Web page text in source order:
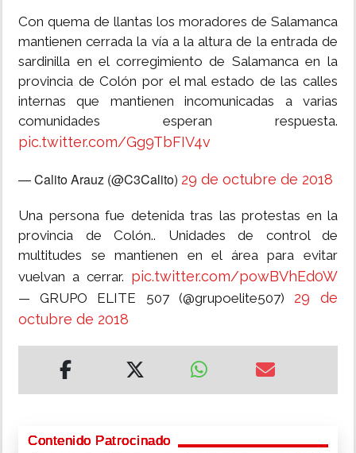
Con quema de llantas los moradores de Salamanca
mantienen cerrada la vía a la altura de la entrada de
sardinilla en el corregimiento de Salamanca en la
provincia de Colón por el mal estado de las calles
internas que mantienen incomunicadas a varias
comunidades esperan respuesta.
pic.twitter.com/Gg9TbFIV4v
— Calito Arauz (@C3Calito) 29 de octubre de 2018
Una persona fue detenida tras las protestas en la
provincia de Colón.. Unidades de control de
multitudes se mantienen en el área para evitar
vuelvan a cerrar. pic.twitter.com/powBVhEd0W
— GRUPO ELITE 507 (@grupoelite507) 29 de
octubre de 2018
Contenido Patrocinado